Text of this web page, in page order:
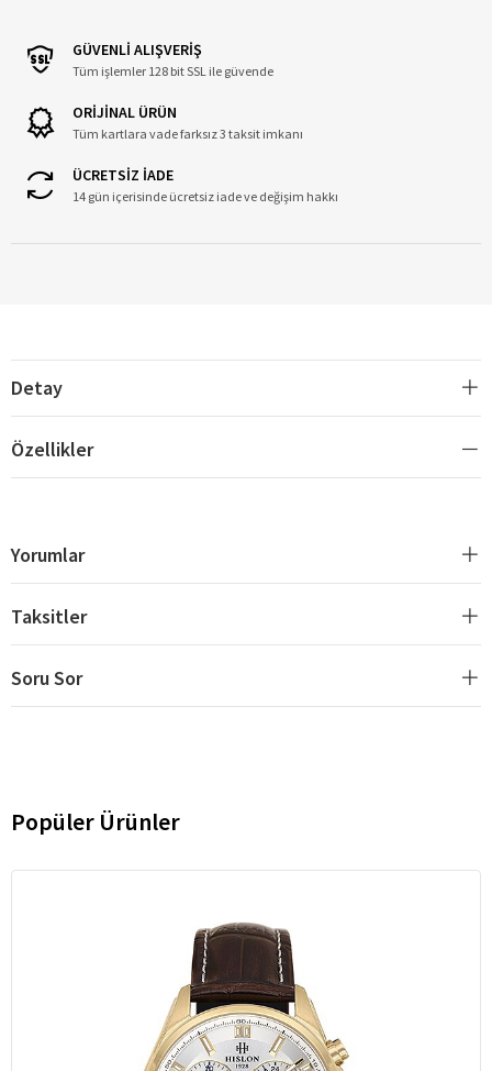
GÜVENLİ ALIŞVERİŞ
Tüm işlemler 128 bit SSL ile güvende
ORİJİNAL ÜRÜN
Tüm kartlara vade farksız 3 taksit imkanı
ÜCRETSİZ İADE
14 gün içerisinde ücretsiz iade ve değişim hakkı
Detay
Özellikler
Yorumlar
Taksitler
Soru Sor
Popüler Ürünler